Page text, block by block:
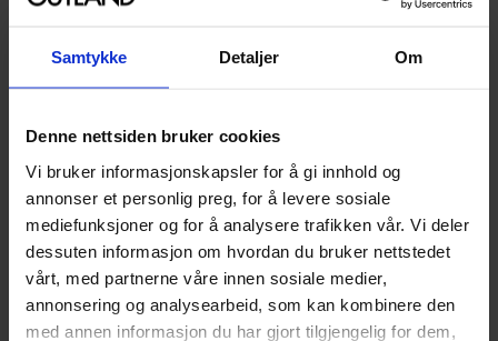
Samtykke Detaljer Om
Denne nettsiden bruker cookies
Vi bruker informasjonskapsler for å gi innhold og
annonser et personlig preg, for å levere sosiale
mediefunksjoner og for å analysere trafikken vår. Vi deler
dessuten informasjon om hvordan du bruker nettstedet
vårt, med partnerne våre innen sosiale medier,
annonsering og analysearbeid, som kan kombinere den
med annen informasjon du har gjort tilgjengelig for dem,
Opprinnelsesland :
USA
Format
Serie
Last Christmas
Forfattere
Brian PosehnogGerry
Duggan
Illustratør
Rick Remender
Antall Sider
176
Utgiver
Image Comics